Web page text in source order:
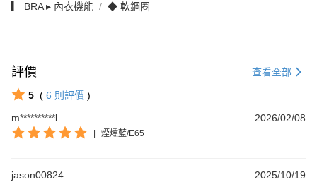
▎ BRA ▸ 內衣機能 ◆ 軟鋼圈
評價 查看全部
5 ( 6 則評價 )
m**********l
2026/02/08
煙燻藍/E65
jason00824 2025/10/19